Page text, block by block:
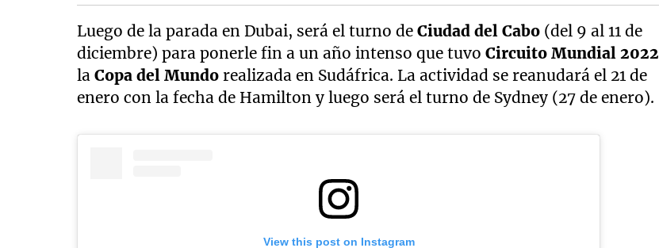
Luego de la parada en Dubai, será el turno de Ciudad del Cabo (del 9 al 11 de
diciembre) para ponerle fin a un año intenso que tuvo Circuito Mundial 2022
la Copa del Mundo realizada en Sudáfrica. La actividad se reanudará el 21 de
enero con la fecha de Hamilton y luego será el turno de Sydney (27 de enero).
View this post on Instagram